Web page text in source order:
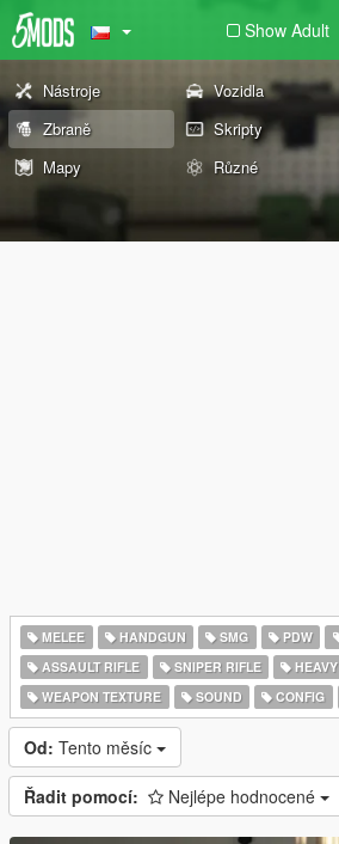
Show Adult
Nástroje Vozidla
Zbraně
Skripty
Mapy
Různé
MELEE HANDGUN SMG PDW
ASSAULT RIFLE
SNIPER RIFLE HEAVY
WEAPON TEXTURE
SOUND CONFIG
Od: Tento měsíc
Řadit pomocí: Nejlépe hodnocené